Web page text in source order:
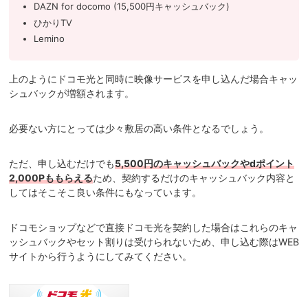
DAZN for docomo (15,500円キャッシュバック)
ひかりTV
Lemino
上のようにドコモ光と同時に映像サービスを申し込んだ場合キャッ
シュバックが増額されます。
必要ない方にとっては少々敷居の高い条件となるでしょう。
ただ、申し込むだけでも5,500円のキャッシュバックやdポイント
2,000Pももらえるため、契約するだけのキャッシュバック内容と
してはそこそこ良い条件にもなっています。
ドコモショップなどで直接ドコモ光を契約した場合はこれらのキャ
ッシュバックやセット割りは受けられないため、申し込む際はWEB
サイトから行うようにしてみてください。